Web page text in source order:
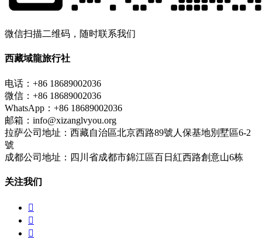
微信扫描二维码，随时联系我们
西藏域龍旅行社
电话：+86 18689002036
微信：+86 18689002036
WhatsApp：+86 18689002036
邮箱：info@xizanglvyou.org
拉萨公司地址：西藏自治區北京西路89號人保基地別墅區6-2
號
成都公司地址：四川省成都市錦江區百日紅西路創意山6栋
关注我们


